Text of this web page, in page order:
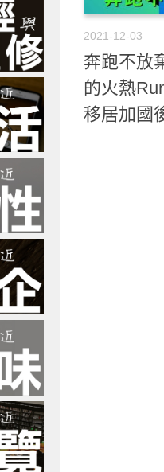
2021-12-03
奔跑不放
的火熱
移居加國